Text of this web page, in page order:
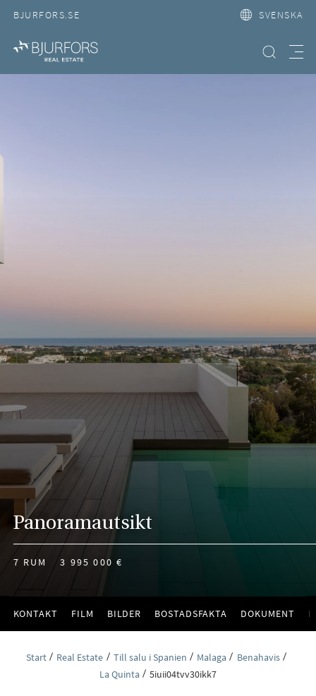
BJURFORS.SE SVENSKA
Hitta bostad
Panoramautsikt
7 RUM 3 995 000 €
KONTAKT FILM BILDER BOSTADSFAKTA DOKUMENT
Start Real Estate Till salu i Spanien Malaga
Benahavis
La Quinta
5iuii04tvv30ikk7